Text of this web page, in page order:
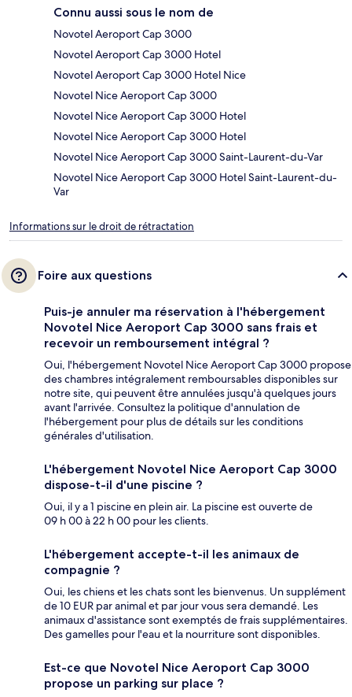
Connu aussi sous le nom de
Novotel Aeroport Cap 3000
Novotel Aeroport Cap 3000 Hotel
Novotel Aeroport Cap 3000 Hotel Nice
Novotel Nice Aeroport Cap 3000
Novotel Nice Aeroport Cap 3000 Hotel
Novotel Nice Aeroport Cap 3000 Hotel
Novotel Nice Aeroport Cap 3000 Saint-Laurent-du-Var
Novotel Nice Aeroport Cap 3000 Hotel Saint-Laurent-du-
Var
Informations sur le droit de rétractation
Foire aux questions
Puis-je annuler ma réservation à l'hébergement
Novotel Nice Aeroport Cap 3000 sans frais et
recevoir un remboursement intégral ?
Oui, l'hébergement Novotel Nice Aeroport Cap 3000 propose
des chambres intégralement remboursables disponibles sur
notre site, qui peuvent être annulées jusqu'à quelques jours
avant l'arrivée. Consultez la politique d'annulation de
l'hébergement pour plus de détails sur les conditions
générales d'utilisation.
L'hébergement Novotel Nice Aeroport Cap 3000
dispose-t-il d'une piscine ?
Oui, il y a 1 piscine en plein air. La piscine est ouverte de
09 h 00 à 22 h 00 pour les clients.
L'hébergement accepte-t-il les animaux de
compagnie ?
Oui, les chiens et les chats sont les bienvenus. Un supplément
de 10 EUR par animal et par jour vous sera demandé. Les
animaux d'assistance sont exemptés de frais supplémentaires.
Des gamelles pour l'eau et la nourriture sont disponibles.
Est-ce que Novotel Nice Aeroport Cap 3000
propose un parking sur place ?